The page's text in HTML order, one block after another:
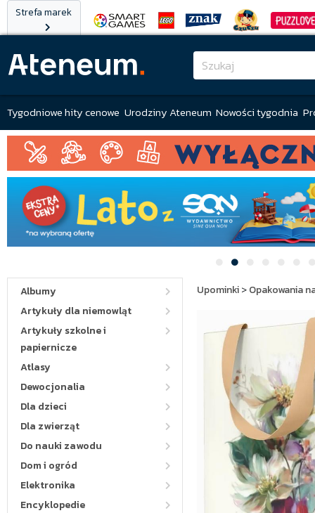
Strefa marek
Tygodniowe hity cenowe Urodziny Ateneum Nowości tygodnia
Albumy
Artykuły dla niemowląt
Artykuły szkolne i
papiernicze
Atlasy
Dewocjonalia
Dla dzieci
Dla zwierząt
Do nauki zawodu
Dom i ogród
Elektronika
Encyklopedie
Upominki>Opakowania